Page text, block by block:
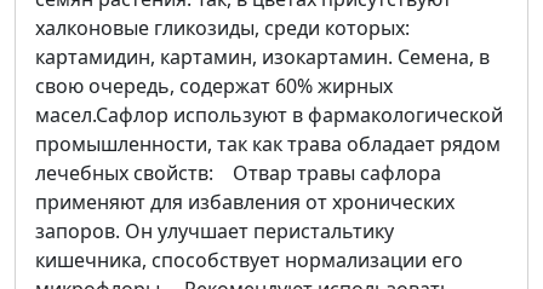
халконовые гликозиды, среди которых:
картамидин, картамин, изокартамин. Семена, в
свою очередь, содержат 60% жирных
масел.Сафлор используют в фармакологической
промышленности, так как трава обладает рядом
лечебных свойств: Отвар травы сафлора
применяют для избавления от хронических
запоров. Он улучшает перистальтику
кишечника, способствует нормализации его